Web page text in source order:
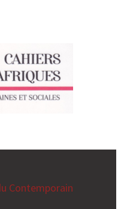
Contemporain